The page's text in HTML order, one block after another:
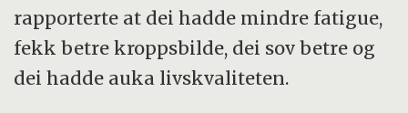
rapporterte at dei hadde mindre fatigue,
fekk betre kroppsbilde, dei sov betre og
dei hadde auka livskvaliteten.